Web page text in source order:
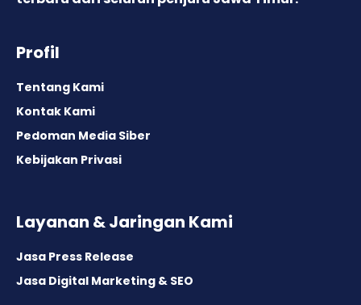
Profil
Tentang Kami
Kontak Kami
Pedoman Media Siber
Kebijakan Privasi
Layanan & Jaringan Kami
Jasa Press Release
Jasa Digital Marketing & SEO